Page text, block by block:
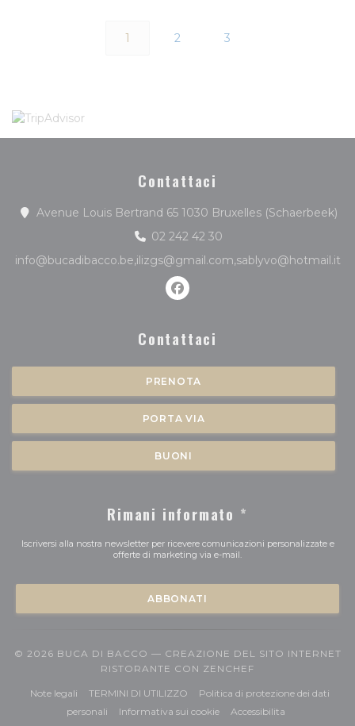
1 2 3
Contattaci
Avenue Louis Bertrand 65 1030 Bruxelles (Schaerbeek)
02 242 42 30
info@bucadibacco.be,ilizgs@gmail.com,sablyvo@hotmail.it
Facebook ((apre una
Contattaci
PRENOTA
PORTA VIA
BUONI
Rimani informato *
Iscriversi alla nostra newsletter per ricevere comunicazioni personalizzate e
offerte di marketing via e-mail.
ABBONATI
© 2026 BUCA DI BACCO — CREAZIONE DEL SITO INTERNET
RISTORANTE CON ZENCHEF
Note legali((apre una nuova finestra))
TERMINI DI UTILIZZO((apre una nuova finestra))
Politica di protezione dei dati
personali((apre una nuova finestra))
Informativa sui cookie((apre una nuova finestra))
Accessibilita((apre una